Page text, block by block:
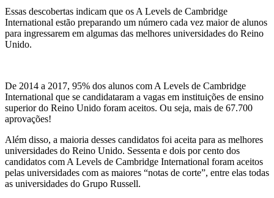
Essas descobertas indicam que os A Levels de Cambridge
International estão preparando um número cada vez maior de alunos
para ingressarem em algumas das melhores universidades do Reino
Unido.
De 2014 a 2017, 95% dos alunos com A Levels de Cambridge
International que se candidataram a vagas em instituições de ensino
superior do Reino Unido foram aceitos. Ou seja, mais de 67.700
aprovações!
Além disso, a maioria desses candidatos foi aceita para as melhores
universidades do Reino Unido. Sessenta e dois por cento dos
candidatos com A Levels de Cambridge International foram aceitos
pelas universidades com as maiores “notas de corte”, entre elas todas
as universidades do Grupo Russell.